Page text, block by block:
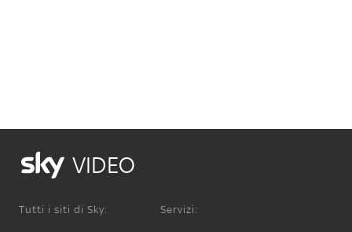
VIDEO
Tutti i siti di Sky: Servizi: